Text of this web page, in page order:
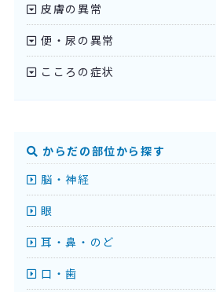
皮膚の異常
便・尿の異常
こころの症状
からだの部位から探す
脳・神経
眼
耳・鼻・のど
口・歯